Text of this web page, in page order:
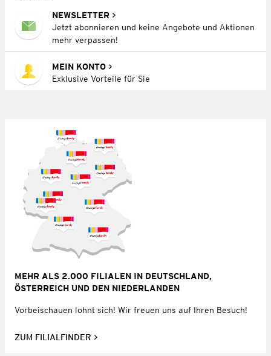
NEWSLETTER
Jetzt abonnieren und keine Angebote und Aktionen
mehr verpassen!
MEIN KONTO
Exklusive Vorteile für Sie
MEHR ALS 2.000 FILIALEN IN DEUTSCHLAND,
ÖSTERREICH UND DEN NIEDERLANDEN
Vorbeischauen lohnt sich! Wir freuen uns auf Ihren Besuch!
ZUM FILIALFINDER